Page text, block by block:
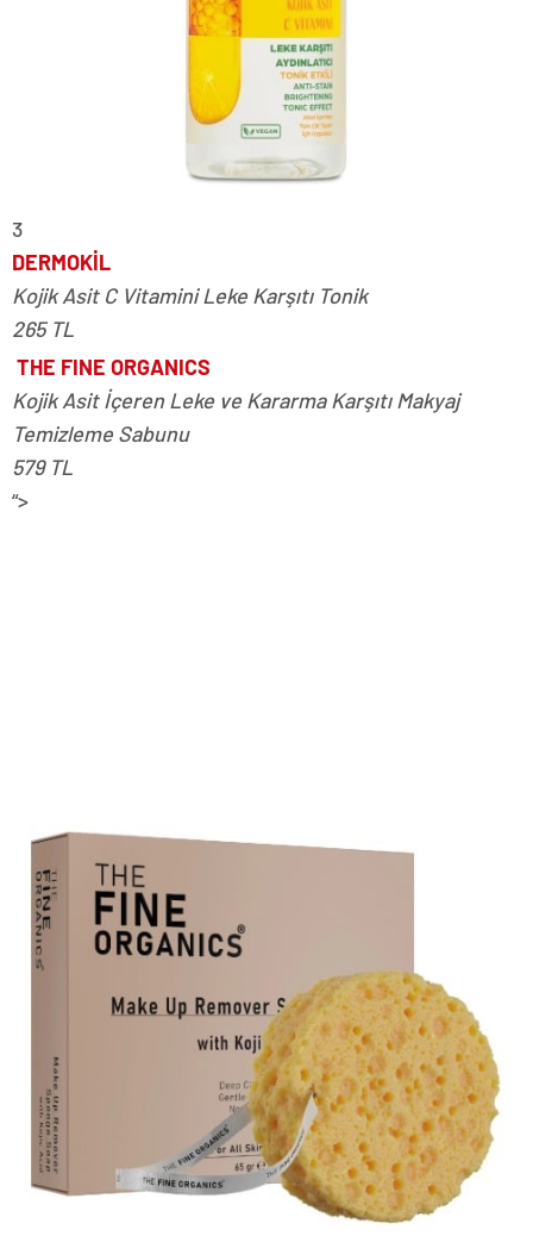
3
DERMOKİL
Kojik Asit C Vitamini Leke Karşıtı Tonik
265 TL
THE FINE ORGANICS
Kojik Asit İçeren Leke ve Kararma Karşıtı Makyaj
Temizleme Sabunu
579 TL
“>